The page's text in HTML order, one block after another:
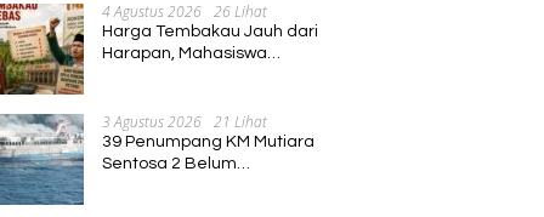
Berkelanjutan
4 Agustus 2026 26 Lihat
Harga Tembakau Jauh dari
Harapan, Mahasiswa
3 Agustus 2026 21 Lihat
39 Penumpang KM Mutiara
Sentosa 2 Belum